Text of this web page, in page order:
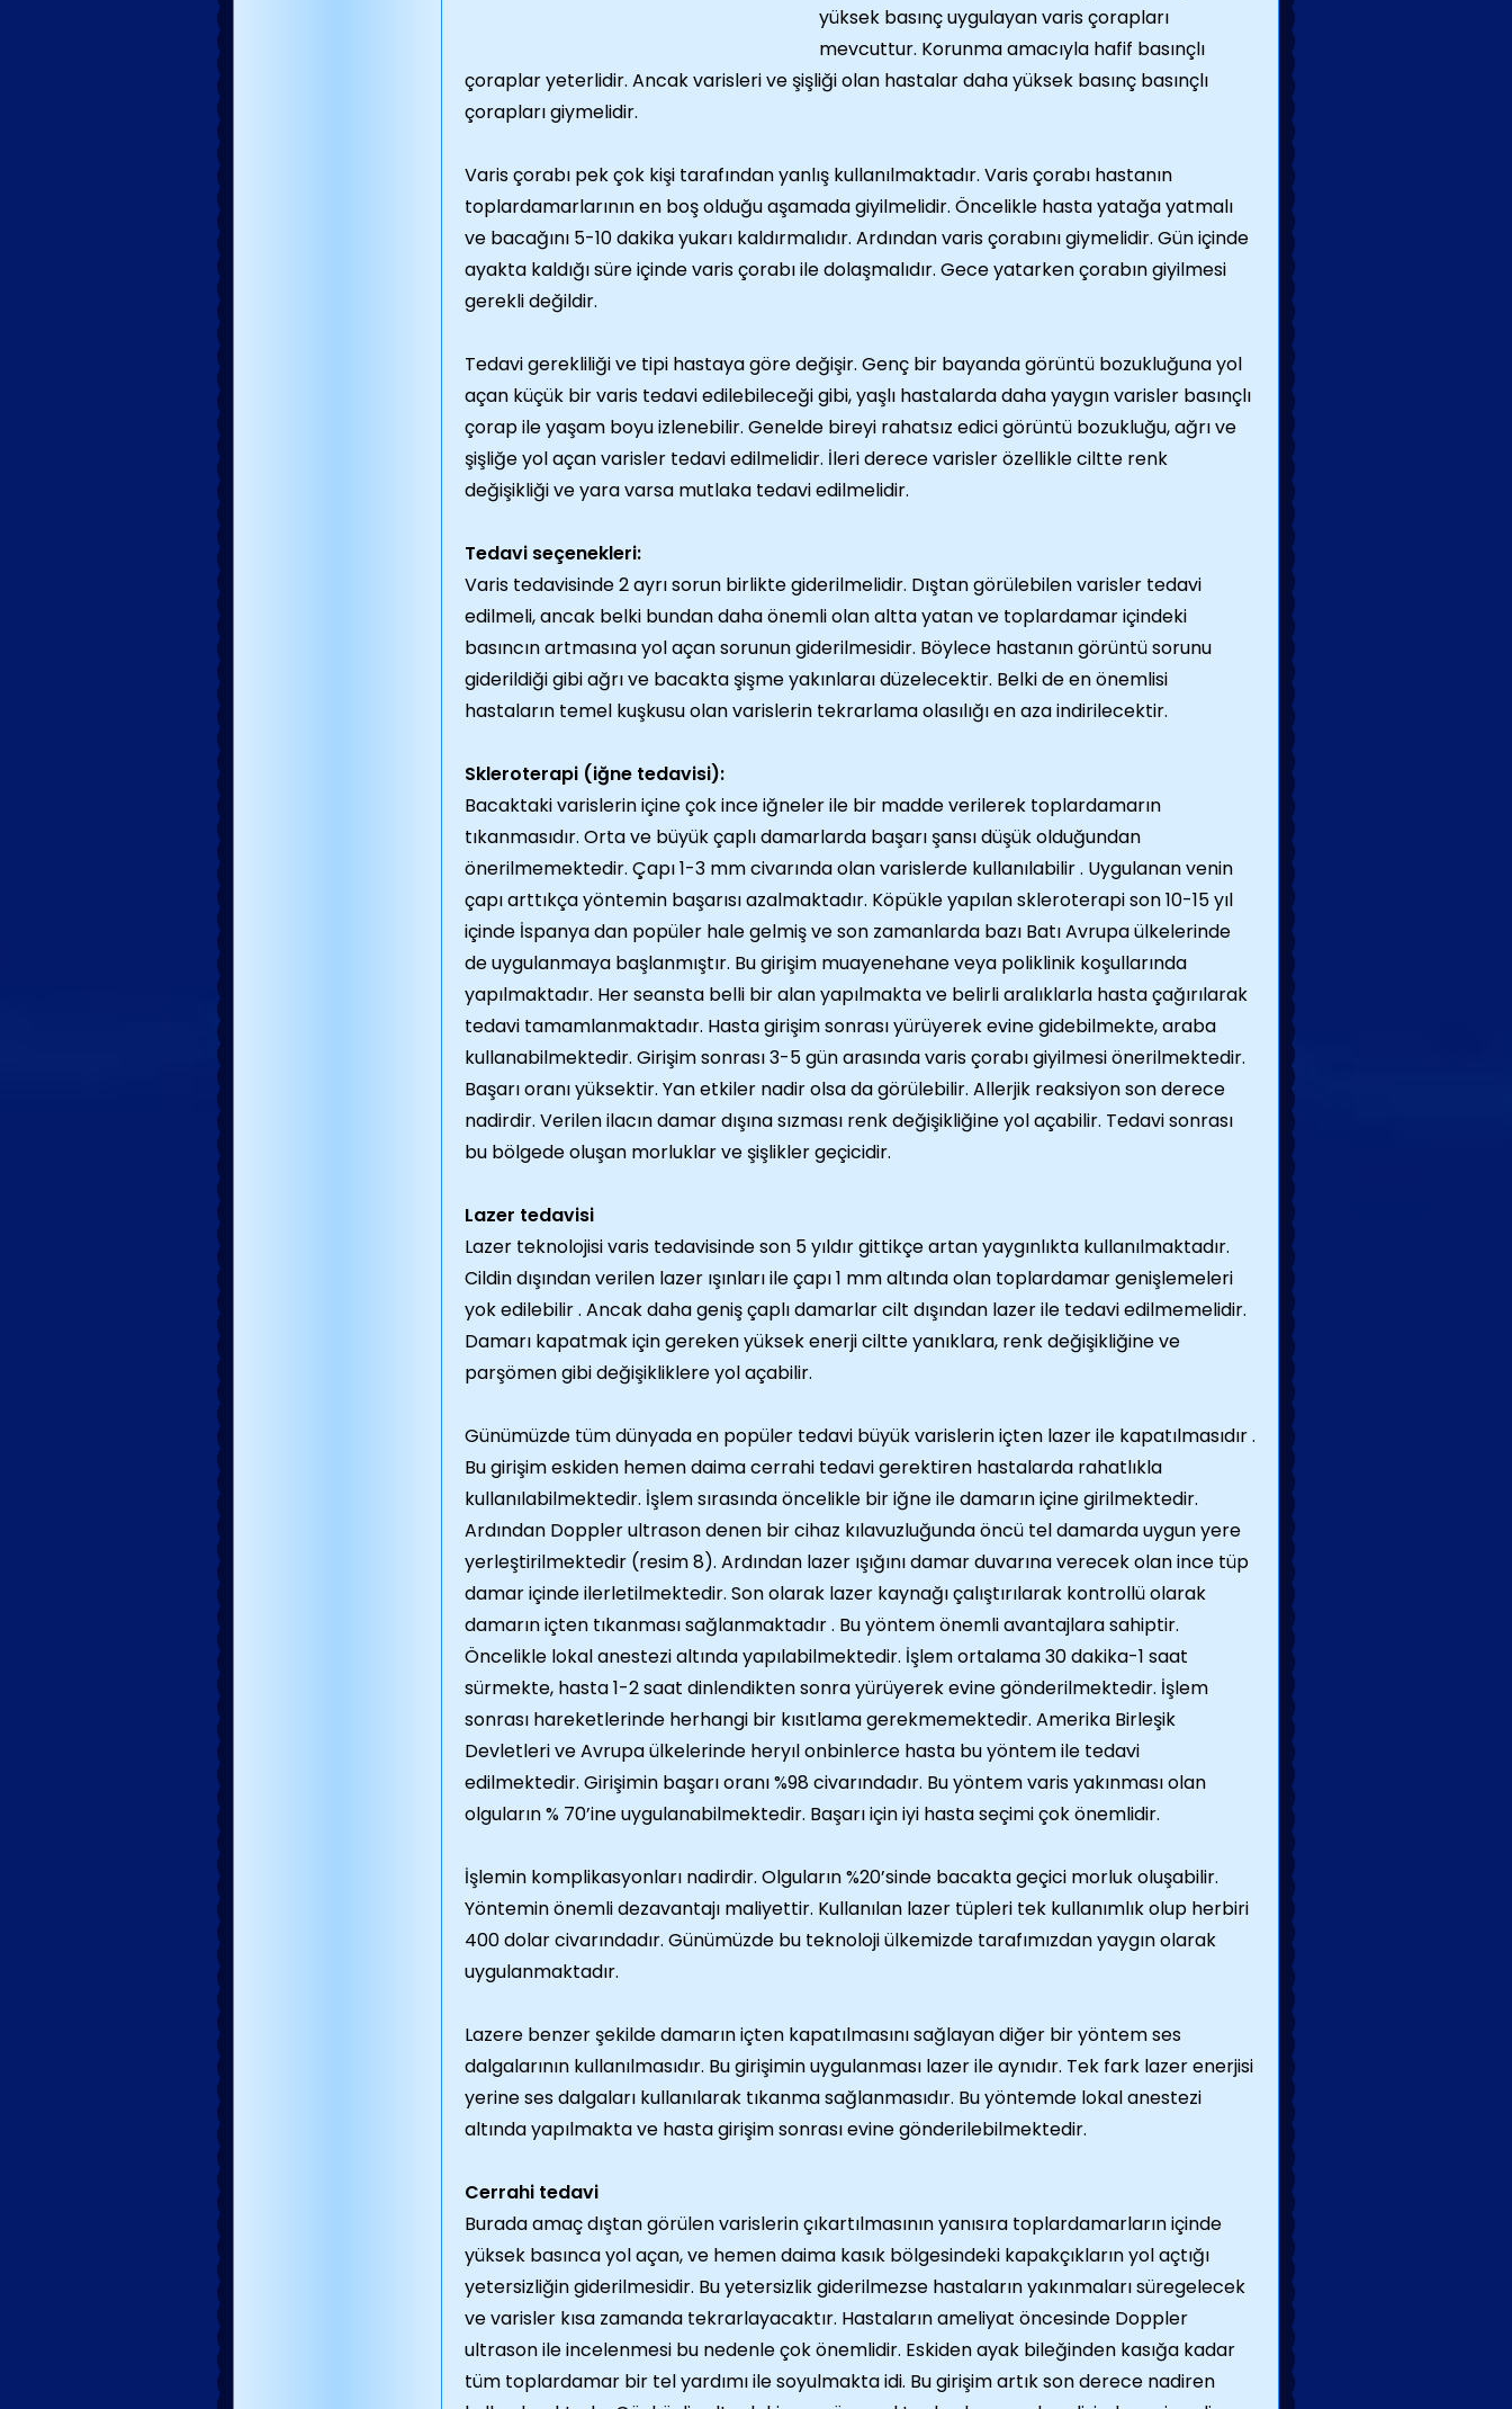
yüksek basınç uygulayan varis çorapları
mevcuttur. Korunma amacıyla hafif basınçlı
çoraplar yeterlidir. Ancak varisleri ve şişliği olan hastalar daha yüksek basınç basınçlı
çorapları giymelidir.
Varis çorabı pek çok kişi tarafından yanlış kullanılmaktadır. Varis çorabı hastanın
toplardamarlarının en boş olduğu aşamada giyilmelidir. Öncelikle hasta yatağa yatmalı
ve bacağını 5-10 dakika yukarı kaldırmalıdır. Ardından varis çorabını giymelidir. Gün içinde
ayakta kaldığı süre içinde varis çorabı ile dolaşmalıdır. Gece yatarken çorabın giyilmesi
gerekli değildir.
Tedavi gerekliliği ve tipi hastaya göre değişir. Genç bir bayanda görüntü bozukluğuna yol
açan küçük bir varis tedavi edilebileceği gibi, yaşlı hastalarda daha yaygın varisler basınçlı
çorap ile yaşam boyu izlenebilir. Genelde bireyi rahatsız edici görüntü bozukluğu, ağrı ve
şişliğe yol açan varisler tedavi edilmelidir. İleri derece varisler özellikle ciltte renk
değişikliği ve yara varsa mutlaka tedavi edilmelidir.
Tedavi seçenekleri:
Varis tedavisinde 2 ayrı sorun birlikte giderilmelidir. Dıştan görülebilen varisler tedavi
edilmeli, ancak belki bundan daha önemli olan altta yatan ve toplardamar içindeki
basıncın artmasına yol açan sorunun giderilmesidir. Böylece hastanın görüntü sorunu
giderildiği gibi ağrı ve bacakta şişme yakınlaraı düzelecektir. Belki de en önemlisi
hastaların temel kuşkusu olan varislerin tekrarlama olasılığı en aza indirilecektir.
Skleroterapi (iğne tedavisi):
Bacaktaki varislerin içine çok ince iğneler ile bir madde verilerek toplardamarın
tıkanmasıdır. Orta ve büyük çaplı damarlarda başarı şansı düşük olduğundan
önerilmemektedir. Çapı 1-3 mm civarında olan varislerde kullanılabilir . Uygulanan venin
çapı arttıkça yöntemin başarısı azalmaktadır. Köpükle yapılan skleroterapi son 10-15 yıl
içinde İspanya dan popüler hale gelmiş ve son zamanlarda bazı Batı Avrupa ülkelerinde
de uygulanmaya başlanmıştır. Bu girişim muayenehane veya poliklinik koşullarında
yapılmaktadır. Her seansta belli bir alan yapılmakta ve belirli aralıklarla hasta çağırılarak
tedavi tamamlanmaktadır. Hasta girişim sonrası yürüyerek evine gidebilmekte, araba
kullanabilmektedir. Girişim sonrası 3-5 gün arasında varis çorabı giyilmesi önerilmektedir.
Başarı oranı yüksektir. Yan etkiler nadir olsa da görülebilir. Allerjik reaksiyon son derece
nadirdir. Verilen ilacın damar dışına sızması renk değişikliğine yol açabilir. Tedavi sonrası
bu bölgede oluşan morluklar ve şişlikler geçicidir.
Lazer tedavisi
Lazer teknolojisi varis tedavisinde son 5 yıldır gittikçe artan yaygınlıkta kullanılmaktadır.
Cildin dışından verilen lazer ışınları ile çapı 1 mm altında olan toplardamar genişlemeleri
yok edilebilir . Ancak daha geniş çaplı damarlar cilt dışından lazer ile tedavi edilmemelidir.
Damarı kapatmak için gereken yüksek enerji ciltte yanıklara, renk değişikliğine ve
parşömen gibi değişikliklere yol açabilir.
Günümüzde tüm dünyada en popüler tedavi büyük varislerin içten lazer ile kapatılmasıdır .
Bu girişim eskiden hemen daima cerrahi tedavi gerektiren hastalarda rahatlıkla
kullanılabilmektedir. İşlem sırasında öncelikle bir iğne ile damarın içine girilmektedir.
Ardından Doppler ultrason denen bir cihaz kılavuzluğunda öncü tel damarda uygun yere
yerleştirilmektedir (resim 8). Ardından lazer ışığını damar duvarına verecek olan ince tüp
damar içinde ilerletilmektedir. Son olarak lazer kaynağı çalıştırılarak kontrollü olarak
damarın içten tıkanması sağlanmaktadır . Bu yöntem önemli avantajlara sahiptir.
Öncelikle lokal anestezi altında yapılabilmektedir. İşlem ortalama 30 dakika-1 saat
sürmekte, hasta 1-2 saat dinlendikten sonra yürüyerek evine gönderilmektedir. İşlem
sonrası hareketlerinde herhangi bir kısıtlama gerekmemektedir. Amerika Birleşik
Devletleri ve Avrupa ülkelerinde heryıl onbinlerce hasta bu yöntem ile tedavi
edilmektedir. Girişimin başarı oranı %98 civarındadır. Bu yöntem varis yakınması olan
olguların % 70’ine uygulanabilmektedir. Başarı için iyi hasta seçimi çok önemlidir.
İşlemin komplikasyonları nadirdir. Olguların %20’sinde bacakta geçici morluk oluşabilir.
Yöntemin önemli dezavantajı maliyettir. Kullanılan lazer tüpleri tek kullanımlık olup herbiri
400 dolar civarındadır. Günümüzde bu teknoloji ülkemizde tarafımızdan yaygın olarak
uygulanmaktadır.
Lazere benzer şekilde damarın içten kapatılmasını sağlayan diğer bir yöntem ses
dalgalarının kullanılmasıdır. Bu girişimin uygulanması lazer ile aynıdır. Tek fark lazer enerjisi
yerine ses dalgaları kullanılarak tıkanma sağlanmasıdır. Bu yöntemde lokal anestezi
altında yapılmakta ve hasta girişim sonrası evine gönderilebilmektedir.
Cerrahi tedavi
Burada amaç dıştan görülen varislerin çıkartılmasının yanısıra toplardamarların içinde
yüksek basınca yol açan, ve hemen daima kasık bölgesindeki kapakçıkların yol açtığı
yetersizliğin giderilmesidir. Bu yetersizlik giderilmezse hastaların yakınmaları süregelecek
ve varisler kısa zamanda tekrarlayacaktır. Hastaların ameliyat öncesinde Doppler
ultrason ile incelenmesi bu nedenle çok önemlidir. Eskiden ayak bileğinden kasığa kadar
tüm toplardamar bir tel yardımı ile soyulmakta idi. Bu girişim artık son derece nadiren